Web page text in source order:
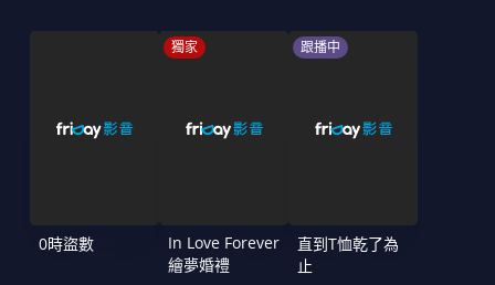
0時盜數
獨家
In Love Forever
繪夢婚禮
跟播中
直到T恤乾了為
止